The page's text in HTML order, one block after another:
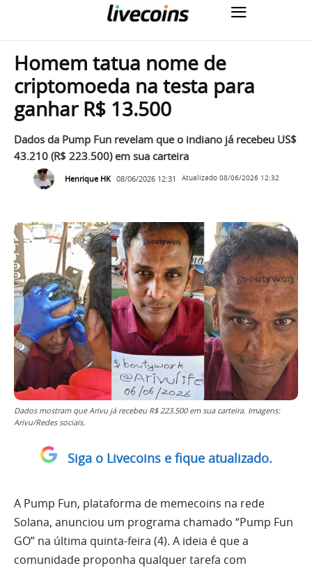
Homem tatua nome de
criptomoeda na testa para
ganhar R$ 13.500
Dados da Pump Fun revelam que o indiano já recebeu US$
43.210 (R$ 223.500) em sua carteira
Henrique HK 08/06/2026 12:31 Atualizado 08/06/2026 12:32
Dados mostram que Arivu já recebeu R$ 223.500 em sua carteira. Imagens:
Arivu/Redes sociais.
Siga o Livecoins e fique atualizado.
A Pump Fun, plataforma de memecoins na rede
Solana, anunciou um programa chamado “Pump Fun
GO” na última quinta-feira (4). A ideia é que a
comunidade proponha qualquer tarefa com